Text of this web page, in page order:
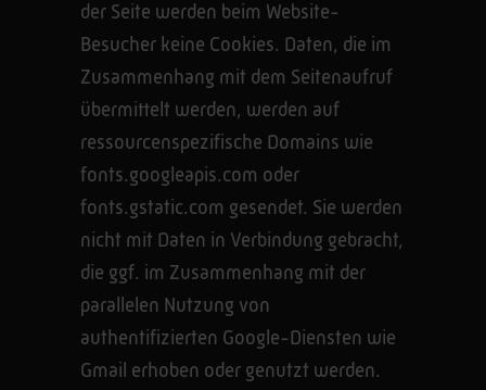
der Seite werden beim Website-
Besucher keine Cookies. Daten, die im
Zusammenhang mit dem Seitenaufruf
übermittelt werden, werden auf
ressourcenspezifische Domains wie
fonts.googleapis.com oder
fonts.gstatic.com gesendet. Sie werden
nicht mit Daten in Verbindung gebracht,
die ggf. im Zusammenhang mit der
parallelen Nutzung von
authentifizierten Google-Diensten wie
Gmail erhoben oder genutzt werden.